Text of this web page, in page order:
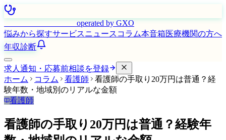
operated by GXO
悩みから探すサービスニュース コラム本音箱医療機関の方へ
年収診断
求人通知・応募前相談を登録
ホーム
コラム 看護師
看護師の手取り20万円は普通？経
験年数・地域別のリアルな金額
看護師
看護師の手取り20万円は普通？経験年